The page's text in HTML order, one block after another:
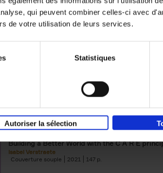
qui peuvent combiner celles-ci avec
de votre utilisation de leurs services.
Statistiques
Autoriser la sélection
Building Bonds = Building
Does Your Brand Care?
Building a Better World with the C A R E
Isabel Verstraete
Couverture souple
2021 147